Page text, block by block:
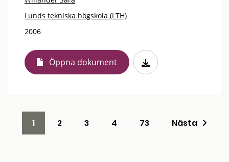
Lunds tekniska högskola (LTH)
2006
Öppna dokument
1 2 3 4 73 Nästa